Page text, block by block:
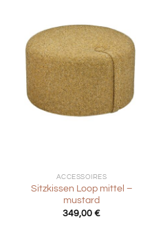
ACCESSOIRES
Sitzkissen Loop mittel –
mustard
349,00 €